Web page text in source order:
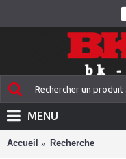
MENU
Accueil Recherche